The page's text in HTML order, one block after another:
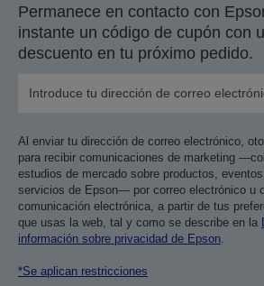
Permanece en contacto con
instante un código de cupón con
descuento en tu próximo pedido.
Al enviar tu dirección de correo electrónico,
para recibir comunicaciones de marketing
estudios de mercado sobre productos,
servicios de Epson— por correo electrónico u
comunicación electrónica, a partir de tus
que usas la web, tal y como se describe en la
información sobre privacidad de Epson.
*Se aplican restricciones